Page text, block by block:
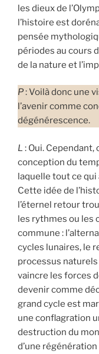
les dieux de
l’histoire est
pensée
périodes au cours
de la nature et
P: Voilà donc une
l’avenir comme
dégénérescence.
L : Oui. Cependant,
conception du
laquelle tout ce
Cette idée de
l’éternel retour
les rythmes ou les
commune :
cycles lunaires, le
processus
vaincre les forces
devenir comme
grand cycle est
une conflagration
destruction du
d’une